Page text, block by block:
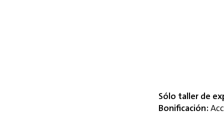
Sólo taller de
Bonificación: